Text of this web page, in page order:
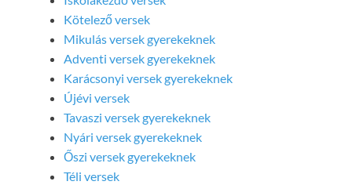
Kötelező versek
Mikulás versek gyerekeknek
Adventi versek gyerekeknek
Karácsonyi versek gyerekeknek
Újévi versek
Tavaszi versek gyerekeknek
Nyári versek gyerekeknek
Őszi versek gyerekeknek
Téli versek